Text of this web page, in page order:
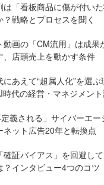
は「看板商品に傷が付い
戦略とプロセスを聞く
動画の「CM流用」は成果
、店頭売上を動かす条件
にあえて“超属人化”を選
時代の経営・マネジメン
定義される」サイバーエ
ネット広告20年と転換点
確証バイアス」を回避し
？インタビュー4つのコツ